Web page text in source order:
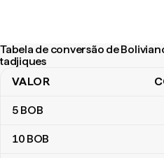
Tabela de conversão de
tadjiques
Tabela de conversão de
VALOR
5 BOB
10 BOB